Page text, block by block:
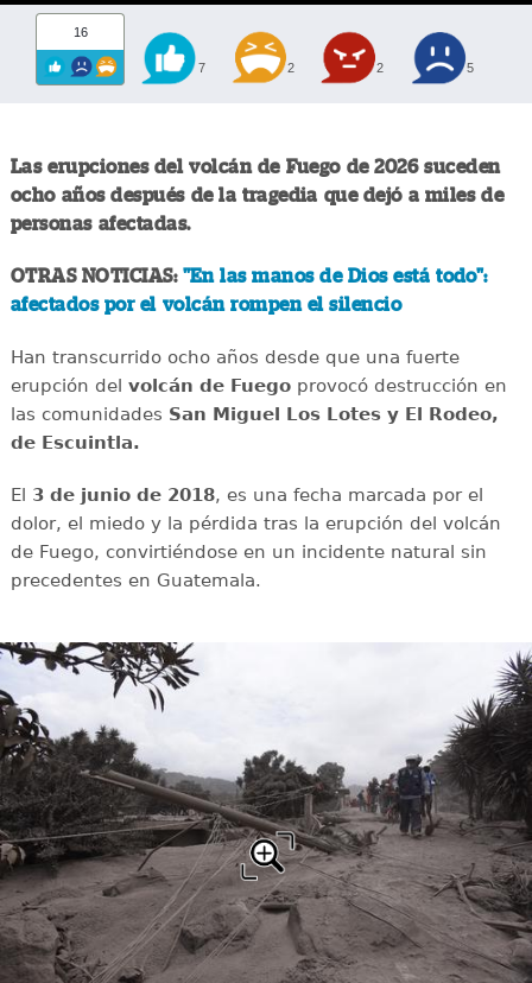
16
7 2 2 5
Las erupciones del volcán de Fuego de 2026 suceden
ocho años después de la tragedia que dejó a miles de
personas afectadas.
OTRAS NOTICIAS: "En las manos de Dios está todo":
afectados por el volcán rompen el silencio
Han transcurrido ocho años desde que una fuerte
erupción del volcán de Fuegoprovocó destrucción en
las comunidades San Miguel Los Lotes y El Rodeo,
de Escuintla.
El 3 de junio de 2018, es una fecha marcada por el
dolor, el miedo y la pérdida tras la erupción del volcán
de Fuego, convirtiéndose en un incidente natural sin
precedentes en Guatemala.